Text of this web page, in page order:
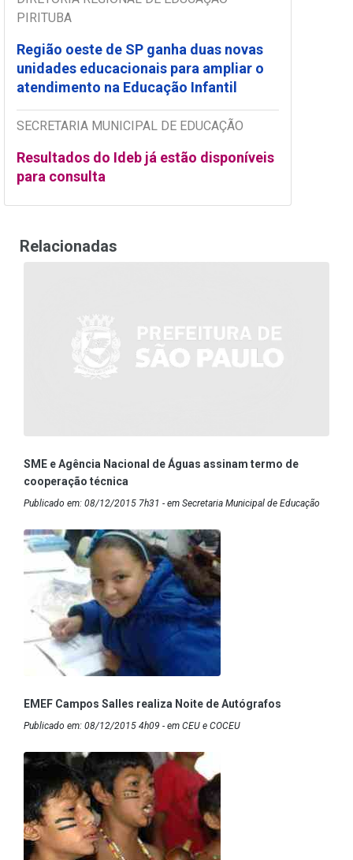
PIRITUBA
Região oeste de SP ganha duas novas
unidades educacionais para ampliar o
atendimento na Educação Infantil
SECRETARIA MUNICIPAL DE EDUCAÇÃO
Resultados do Ideb já estão disponíveis
para consulta
Relacionadas
SME e Agência Nacional de Águas assinam termo de
cooperação técnica
Publicado em: 08/12/2015 7h31 - em Secretaria Municipal de Educação
EMEF Campos Salles realiza Noite de Autógrafos
Publicado em: 08/12/2015 4h09 - em CEU e COCEU